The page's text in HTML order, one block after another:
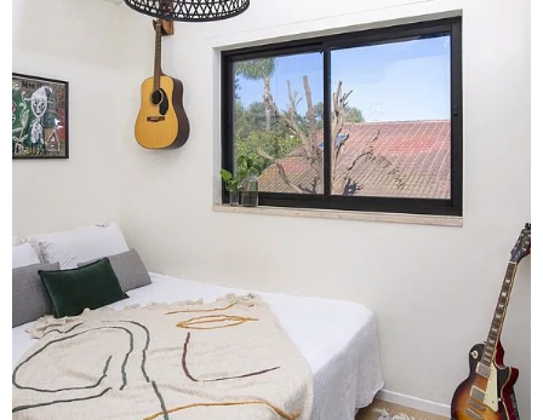
A Light In The Dark